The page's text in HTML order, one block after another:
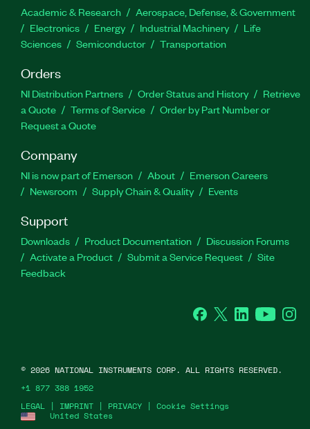
Academic & Research
Aerospace, Defense, & Government
Electronics
Energy Industrial Machinery
Life
Sciences
Semiconductor Transportation
Orders
NI Distribution Partners Order Status and History
Retrieve
a Quote
Terms of Service
Order by Part Number or
Request a Quote
Company
NI is now part of Emerson About
Emerson Careers
Newsroom
Supply Chain & Quality Events
Support
Downloads Product Documentation
Discussion Forums
Activate a Product
Submit a Service Request
Site
Feedback
Facebook
Twitter LinkedInYouTube
United States
LEGAL | IMPRINT | PRIVACY | Cookie Settings
© 2026 NATIONAL INSTRUMENTS CORP. ALL RIGHTS RESERVED.
+1 877 388 1952